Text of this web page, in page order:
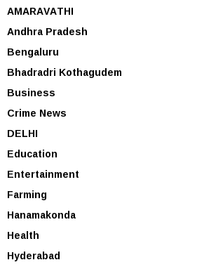
AMARAVATHI
Andhra Pradesh
Bengaluru
Bhadradri Kothagudem
Business
Crime News
DELHI
Education
Entertainment
Farming
Hanamakonda
Health
Hyderabad